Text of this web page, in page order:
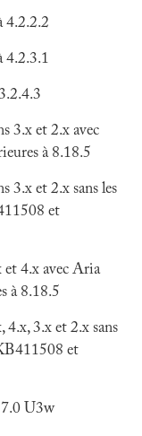
4.2.2.2
4.2.3.1
3.x et 2.x avec
à 8.18.5
3.x et 2.x sans les
et
4.x avec Aria
à 8.18.5
3.x et 2.x sans
et
7.0 U3w